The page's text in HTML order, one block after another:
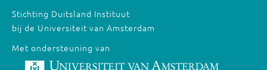
Stichting Duitsland Instituut
bij de Universiteit van Amsterdam
Met ondersteuning van